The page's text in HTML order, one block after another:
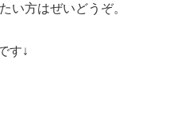
い方はぜいどうぞ。
す↓